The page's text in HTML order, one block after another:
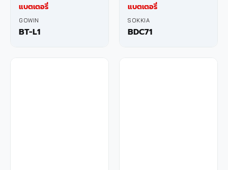
แบตเตอรี่
GOWIN
BT-L1
แบตเตอรี่
SOKKIA
BDC71